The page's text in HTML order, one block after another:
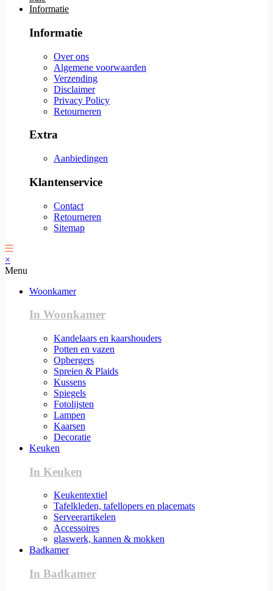
Informatie
Informatie
Over ons
Algemene voorwaarden
Verzending
Disclaimer
Privacy Policy
Retourneren
Extra
Aanbiedingen
Klantenservice
Contact
Retourneren
Sitemap
×
Menu
Woonkamer
In Woonkamer
Kandelaars en kaarshouders
Potten en vazen
Opbergers
Spreien & Plaids
Kussens
Spiegels
Fotolijsten
Lampen
Kaarsen
Decoratie
Keuken
In Keuken
Keukentextiel
Tafelkleden, tafellopers en placemats
Serveerartikelen
Accessoires
glaswerk, kannen & mokken
Badkamer
In Badkamer